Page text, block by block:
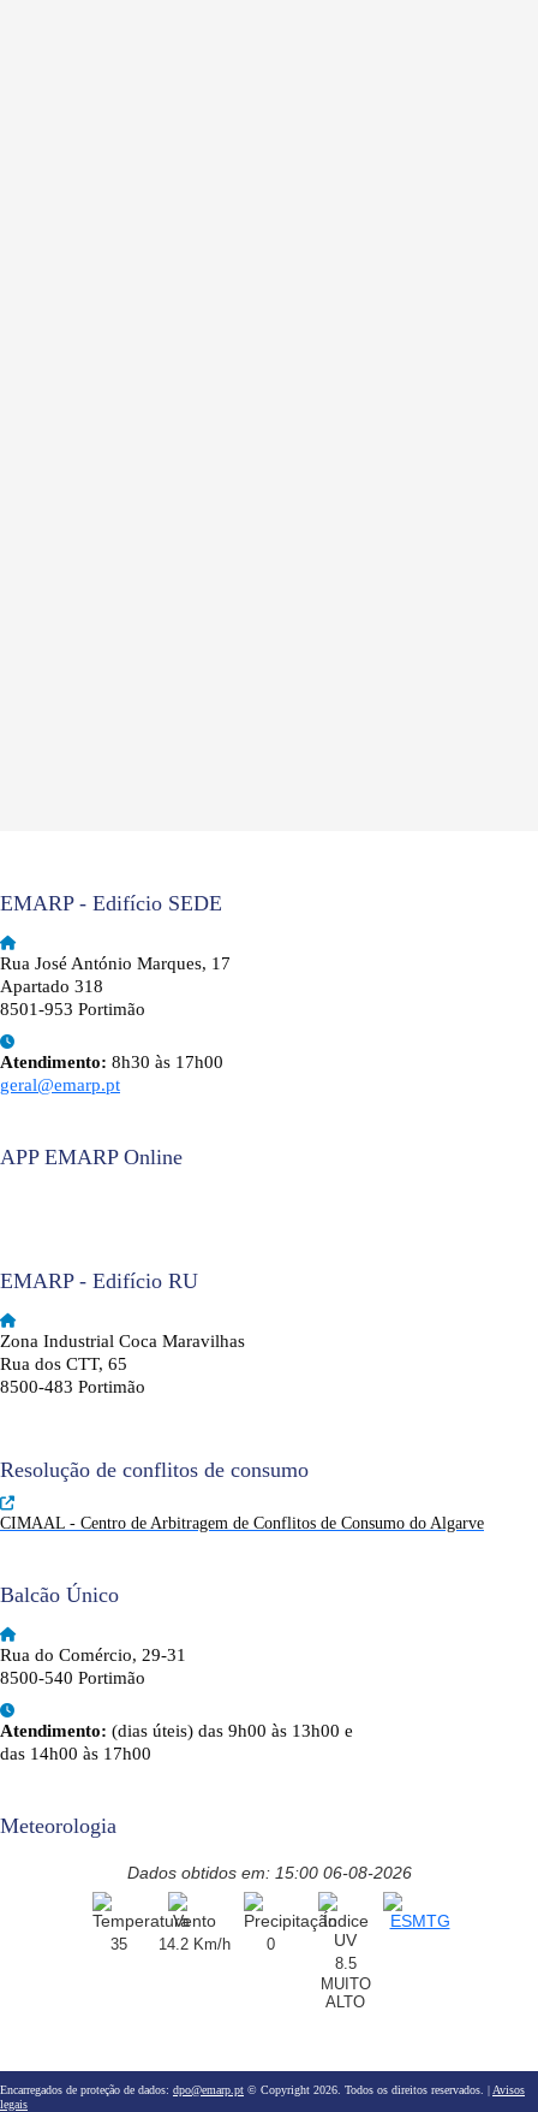
EMARP - Edifício SEDE
Rua José António Marques, 17
Apartado 318
8501-953 Portimão
Atendimento: 8h30 às 17h00
geral@emarp.pt
APP EMARP Online
EMARP - Edifício RU
Zona Industrial Coca Maravilhas
Rua dos CTT, 65
8500-483 Portimão
Resolução de conflitos de consumo
CIMAAL - Centro de Arbitragem de Conflitos de Consumo do Algarve
Balcão Único
Rua do Comércio, 29-31
8500-540 Portimão
Atendimento: (dias úteis) das 9h00 às 13h00 e
das 14h00 às 17h00
Meteorologia
Dados obtidos em: 15:00 06-08-2026
35 14.2 Km/h
0
8.5
MUITO
ALTO
Encarregados de proteção de dados: dpo@emarp.pt © Copyright 2026. Todos os direitos reservados. |Avisos
legais